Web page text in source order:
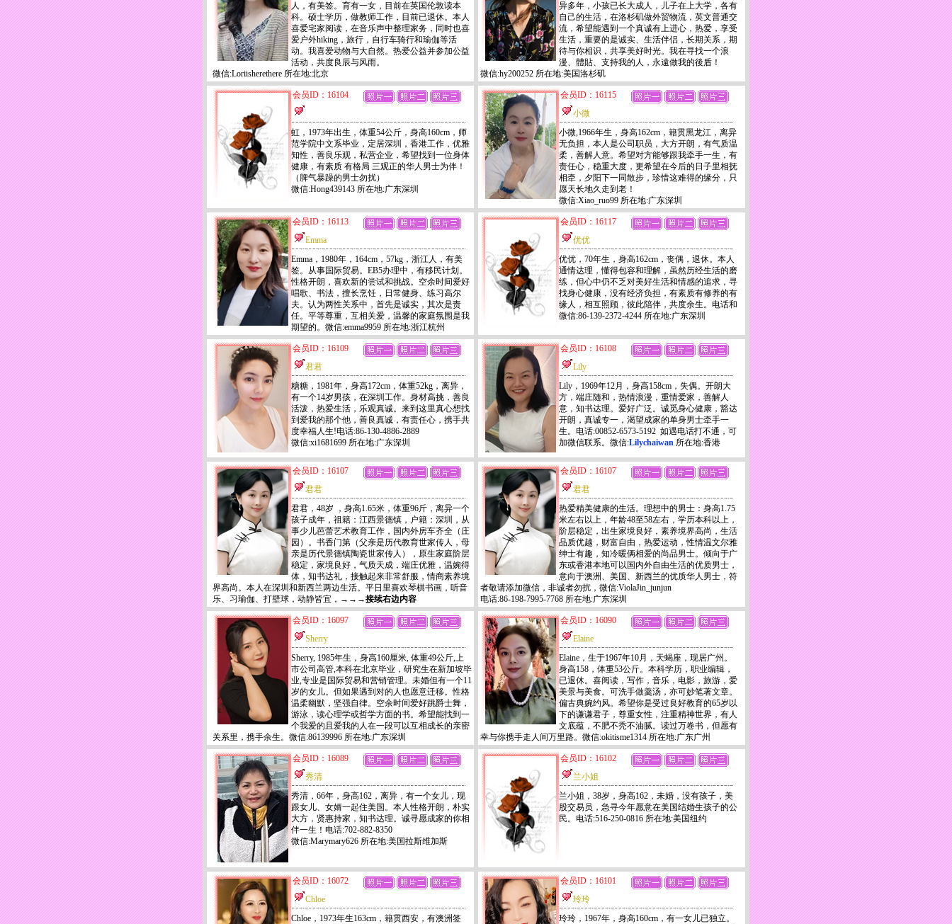
人，有美签。育有一女，目前在英国伦敦读本
科。硕士学历，做教师工作，目前已退休。本人
喜爱宅家阅读，在音乐声中整理家务，同时也喜
爱户外hiking，旅行，自行车骑行和瑜伽等活
动。我喜爱动物与大自然。热爱公益并参加公益
活动，共度良辰与风雨。
微信:Loriisherethere 所在地:北京
异多年，小孩已长大成人，儿子在上大学，各有
自己的生活，在洛杉矶做外贸物流，英文普通交
流，希望能遇到一个真诚有上进心，热爱，享受
生活，重要的是诚实、生活伴侣，长期关系，期
待与你相识，共享美好时光。我在寻找一个浪
漫、體貼、支持我的人，永遠做我的後盾！
微信:hy200252 所在地:美国洛杉矶
会员ID：16104
虹，1973年出生，体重54公斤，身高160cm，师
范学院中文系毕业，定居深圳，香港工作，优雅
知性，善良乐观，私营企业，希望找到一位身体
健康，有素质 有格局 三观正的华人男士为伴！
（脾气暴躁的男士勿扰）
微信:Hong439143 所在地:广东深圳
会员ID：16115
小微
小微,1966年生，身高162cm，籍贯黑龙江，离异
无负担，本人是公司职员，大方开朗，有气质温
柔，善解人意。希望对方能够跟我牵手一生，有
责任心，稳重大度，更希望在今后的日子里相抚
相牵，夕阳下一同散步，珍惜这难得的缘分，只
愿天长地久走到老！
微信:Xiao_ruo99 所在地:广东深圳
会员ID：16113
Emma
Emma，1980年，164cm，57kg，浙江人，有美
签。从事国际贸易。EB5办理中，有移民计划。
性格开朗，喜欢新的尝试和挑战。空余时间爱好
唱歌、书法，擅长烹饪，日常健身、练习高尔
夫。认为两性关系中，首先是诚实，其次是责
任。平等尊重，互相关爱，温馨的家庭氛围是我
期望的。微信:emma9959 所在地:浙江杭州
会员ID：16117
优优
优优，70年生，身高162cm，丧偶，退休。本人
通情达理，懂得包容和理解，虽然历经生活的磨
练，但心中仍不乏对美好生活和情感的追求，寻
找身心健康，没有经济负担，有素质有修养的有
缘人，相互照顾，彼此陪伴，共度余生。电话和
微信:86-139-2372-4244 所在地:广东深圳
会员ID：16109
君君
糖糖，1981年，身高172cm，体重52kg，离异，
有一个14岁男孩，在深圳工作。身材高挑，善良
活泼，热爱生活，乐观真诚。来到这里真心想找
到爱我的那个他，善良真诚，有责任心，携手共
度幸福人生!电话:86-130-4886-2889
微信:xi1681699 所在地:广东深圳
会员ID：16108
Lily
Lily，1969年12月，身高158cm，失偶。开朗大
方，端庄随和，热情浪漫，重情爱家，善解人
意，知书达理。爱好广泛。诚觅身心健康，豁达
开朗，真诚专一，渴望成家的单身男士牵手一
生。电话:00852-6573-5192 如遇电话打不通，可
加微信联系。微信:Lilychaiwan 所在地:香港
会员ID：16107
君君
君君，48岁 ，身高1.65米，体重96斤，离异一个
孩子成年，祖籍：江西景德镇，户籍：深圳，从
事少儿芭蕾艺术教育工作，国内外房车齐全（庄
园）。书香门第（父亲是历代教育世家传人，母
亲是历代景德镇陶瓷世家传人），原生家庭阶层
稳定，家境良好，气质天成，端庄优雅，温婉得
体，知书达礼，接触起来非常舒服，情商素养境
界高尚。本人在深圳和新西兰两边生活。平日里喜欢琴棋书画，听音
乐、习瑜伽、打壁球，动静皆宜，→→→接续右边内容
会员ID：16107
君君
热爱精美健康的生活。理想中的男士：身高1.75
米左右以上，年龄48至58左右，学历本科以上，
阶层稳定，出生家境良好，素养境界高尚，生活
品质优越，财富自由，热爱运动，性情温文尔雅
绅士有趣，知冷暖俩相爱的尚品男士。倾向于广
东或香港本地可以国内外自由生活的优质男士，
意向于澳洲、美国、新西兰的优质华人男士，符
者敬请添加微信，非诚者勿扰，微信:ViolaJin_junjun
电话:86-198-7995-7768 所在地:广东深圳
会员ID：16097
Sherry
Sherry, 1985年生，身高160厘米, 体重49公斤,上
市公司高管,本科在北京毕业，研究生在新加坡毕
业,专业是国际贸易和营销管理。未婚但有一个11
岁的女儿。但如果遇到对的人也愿意迁移。性格
温柔幽默，坚强自律。空余时间爱好跳爵士舞，
游泳，读心理学或哲学方面的书。希望能找到一
个我爱的且爱我的人在一段可以互相成长的亲密
关系里，携手余生。微信:86139996 所在地:广东深圳
会员ID：16090
Elaine
Elaine，生于1967年10月，天蝎座，现居广州。
身高158，体重53公斤。本科学历，职业编辑，
已退休。喜阅读，写作，音乐，电影，旅游，爱
美景与美食。可洗手做羹汤，亦可妙笔著文章。
偏古典婉约风。希望你是受过良好教育的65岁以
下的谦谦君子，尊重女性，注重精神世界，有人
文底蕴，不肥不秃不油腻。读过万卷书，但愿有
幸与你携手走人间万里路。微信:okitisme1314 所在地:广东广州
会员ID：16089
秀清
秀清，66年，身高162，离异，有一个女儿，现
跟女儿、女婿一起住美国。本人性格开朗，朴实
大方，贤惠持家，知书达理。诚寻愿成家的你相
伴一生！电话:702-882-8350
微信:Marymary626 所在地:美国拉斯维加斯
会员ID：16102
兰小姐
兰小姐，38岁，身高162，未婚，没有孩子，美
股交易员，急寻今年愿意在美国结婚生孩子的公
民。电话:516-250-0816 所在地:美国纽约
会员ID：16072
Chloe
Chloe，1973年生163cm，籍贯西安，有澳洲签
会员ID：16101
玲玲
玲玲，1967年，身高160cm，有一女儿已独立。